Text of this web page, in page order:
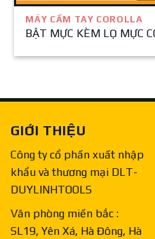
MÁY CẦM TAY COROLLA
BẬT MỰC KÈM LỌ MỰC
GIỚI THIỆU
Công ty cổ phần xuất nhập
khẩu và thương mại DLT-
DUYLINHTOOLS
Văn phòng miền bắc :
SL19, Yên Xá, Hà Đông, Hà